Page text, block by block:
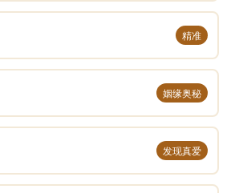
精准
姻缘奥秘
发现真爱